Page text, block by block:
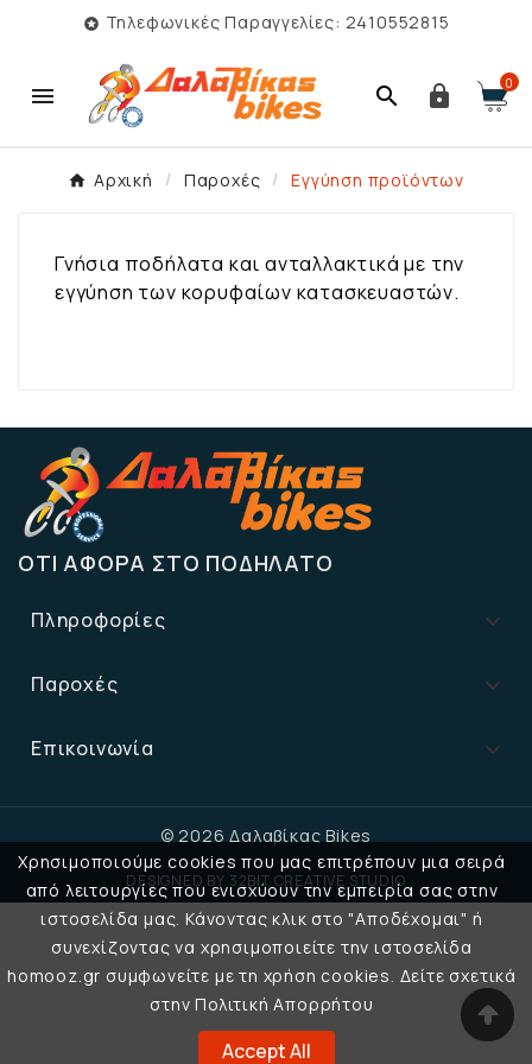
Χρησιμοποιούμε cookies που μας επιτρέπουν μια σειρά
από λειτουργίες που ενισχύουν την εμπειρία σας στην
ιστοσελίδα μας. Κάνοντας κλικ στο "Αποδέχομαι" ή
συνεχίζοντας να χρησιμοποιείτε την ιστοσελίδα
homooz.gr συμφωνείτε με τη χρήση cookies. Δείτε σχετικά
στην Πολιτική Απορρήτου
Accept All
 Τηλεφωνικές Παραγγελίες: 2410552815
   0
Αρχική Παροχές Εγγύηση προϊόντων
Γνήσια ποδήλατα και ανταλλακτικά με την
εγγύηση των κορυφαίων κατασκευαστών.
ΌΤΙ ΑΦΟΡΆ ΣΤΟ ΠΟΔΉΛΑΤΟ
Πληροφορίες 
Παροχές 
Επικοινωνία 
© 2026 Δαλαβίκας Bikes
DESIGNED BY 32BIT CREATIVE STUDIO